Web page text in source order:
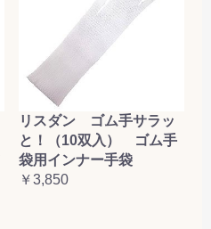
リスダン ゴム手サラッ
と！（10双入） ゴム手
袋用インナー手袋
￥3,850